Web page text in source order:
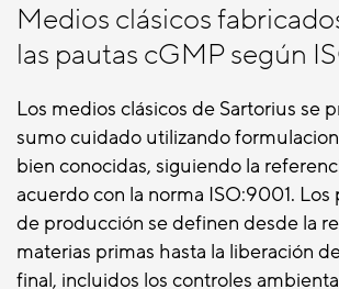
Medios clásicos
las pautas cGMP según
Los medios clásicos de Sartorius se
sumo cuidado utilizando
bien conocidas, siguiendo la
acuerdo con la norma ISO:9001.
de producción se definen desde la
materias primas hasta la liberación
final, incluidos los controles